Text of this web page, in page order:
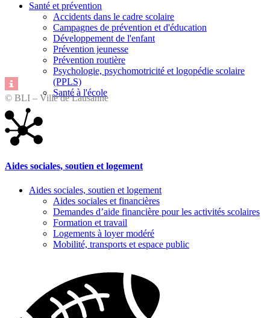
© BLI – Ville de Lausanne
Santé et prévention
Accidents dans le cadre scolaire
Campagnes de prévention et d'éducation
Développement de l'enfant
Prévention jeunesse
Prévention routière
Psychologie, psychomotricité et logopédie scolaire
(PPLS)
Santé à l'école
Aides sociales, soutien et logement
Aides sociales, soutien et logement
Aides sociales et financières
Demandes d’aide financière pour les activités scolaires
Formation et travail
Logements à loyer modéré
Mobilité, transports et espace public